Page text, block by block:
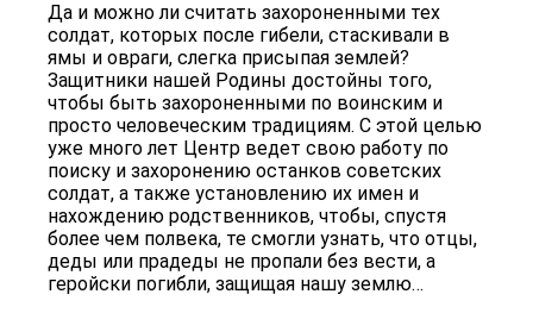
Да и можно ли считать захороненными тех
солдат, которых после гибели, стаскивали в
ямы и овраги, слегка присыпая землей?
Защитники нашей Родины достойны того,
чтобы быть захороненными по воинским и
просто человеческим традициям. С этой целью
уже много лет Центр ведет свою работу по
поиску и захоронению останков советских
солдат, а также установлению их имен и
нахождению родственников, чтобы, спустя
более чем полвека, те смогли узнать, что отцы,
деды или прадеды не пропали без вести, а
геройски погибли, защищая нашу землю…